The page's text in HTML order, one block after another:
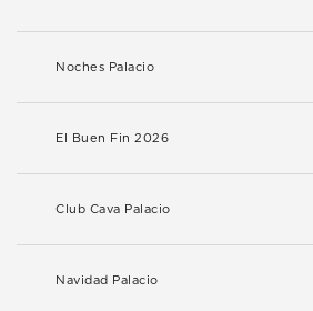
Noches Palacio
El Buen Fin 2026
Club Cava Palacio
Navidad Palacio